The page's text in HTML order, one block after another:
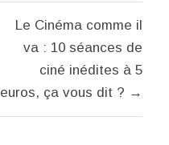
Le Cinéma comme il
va : 10 séances de
ciné inédites à 5
euros, ça vous dit ? →